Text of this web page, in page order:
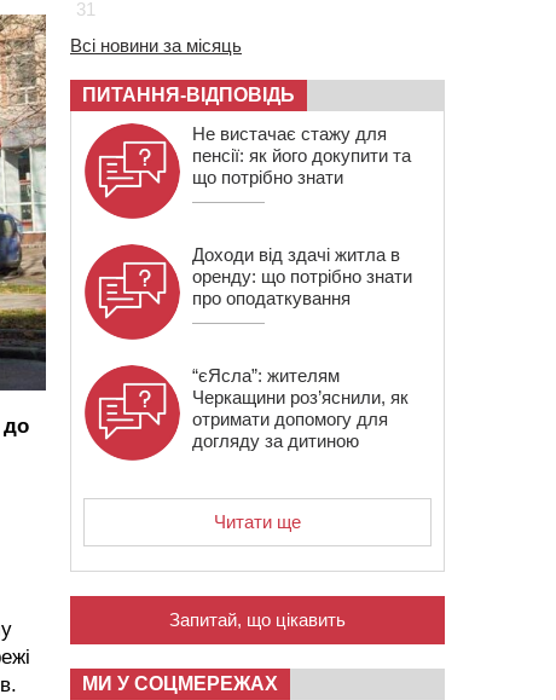
до
31
Всі новини за місяць
ПИТАННЯ-ВІДПОВІДЬ
Не вистачає стажу для
пенсії: як його докупити та
що потрібно знати
Доходи від здачі житла в
оренду: що потрібно знати
про оподаткування
“єЯсла”: жителям
Черкащини роз’яснили, як
отримати допомогу для
догляду за дитиною
Читати ще
Запитай, що цікавить
МИ У СОЦМЕРЕЖАХ